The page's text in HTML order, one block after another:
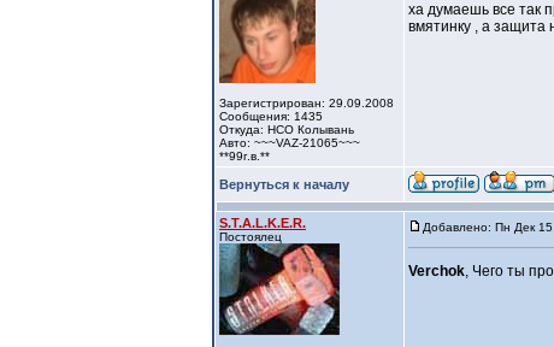
Зарегистрирован: 29.09.2008
Сообщения: 1435
Откуда: НСО Колывань
Авто: ~~~VAZ-21065~~~
**99г.в.**
ха думаешь все так
вмятинку , а защита
Вернуться к началу
S.T.A.L.K.E.R.
Постоялец
Добавлено: Пн Дек
Verchok, Чего ты